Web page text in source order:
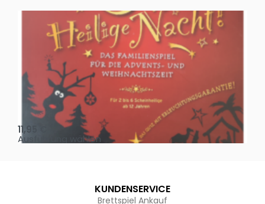
Oh, heilige Nacht!
11,95
Ausführung wählen
KUNDENSERVICE
Brettspiel Ankauf